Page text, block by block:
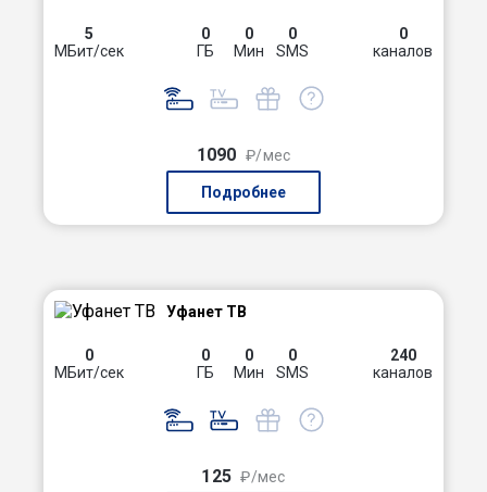
5
МБит/сек
0
ГБ
0
Мин
0
SMS
0
каналов
1090 ₽/мес
Подробнее
Уфанет ТВ
0
МБит/сек
0
ГБ
0
Мин
0
SMS
240
каналов
125 ₽/мес